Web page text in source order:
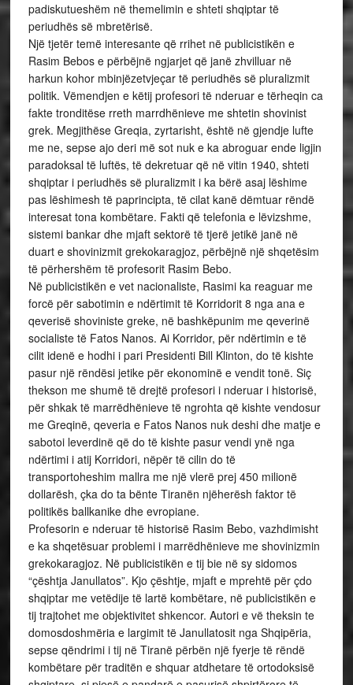
padiskutueshëm në themelimin e shteti shqiptar të
periudhës së mbretërisë.
Një tjetër temë interesante që rrihet në publicistikën e
Rasim Bebos e përbëjnë ngjarjet që janë zhvilluar në
harkun kohor mbinjëzetvjeçar të periudhës së pluralizmit
politik. Vëmendjen e këtij profesori të nderuar e tërheqin ca
fakte tronditëse rreth marrdhënieve me shtetin shovinist
grek. Megjithëse Greqia, zyrtarisht, është në gjendje lufte
me ne, sepse ajo deri më sot nuk e ka abroguar ende ligjin
paradoksal të luftës, të dekretuar që në vitin 1940, shteti
shqiptar i periudhës së pluralizmit i ka bërë asaj lëshime
pas lëshimesh të paprincipta, të cilat kanë dëmtuar rëndë
interesat tona kombëtare. Fakti që telefonia e lëvizshme,
sistemi bankar dhe mjaft sektorë të tjerë jetikë janë në
duart e shovinizmit grekokaragjoz, përbëjnë një shqetësim
të përhershëm të profesorit Rasim Bebo.
Në publicistikën e vet nacionaliste, Rasimi ka reaguar me
forcë për sabotimin e ndërtimit të Korridorit 8 nga ana e
qeverisë shoviniste greke, në bashkëpunim me qeverinë
socialiste të Fatos Nanos. Ai Korridor, për ndërtimin e të
cilit idenë e hodhi i pari Presidenti Bill Klinton, do të kishte
pasur një rëndësi jetike për ekonominë e vendit tonë. Siç
thekson me shumë të drejtë profesori i nderuar i historisë,
për shkak të marrëdhënieve të ngrohta që kishte vendosur
me Greqinë, qeveria e Fatos Nanos nuk deshi dhe matje e
sabotoi leverdinë që do të kishte pasur vendi ynë nga
ndërtimi i atij Korridori, nëpër të cilin do të
transportoheshim mallra me një vlerë prej 450 milionë
dollarësh, çka do ta bënte Tiranën njëherësh faktor të
politikës ballkanike dhe evropiane.
Profesorin e nderuar të historisë Rasim Bebo, vazhdimisht
e ka shqetësuar problemi i marrëdhënieve me shovinizmin
grekokaragjoz. Në publicistikën e tij bie në sy sidomos
“çështja Janullatos”. Kjo çështje, mjaft e mprehtë për çdo
shqiptar me vetëdije të lartë kombëtare, në publicistikën e
tij trajtohet me objektivitet shkencor. Autori e vë theksin te
domosdoshmëria e largimit të Janullatosit nga Shqipëria,
sepse qëndrimi i tij në Tiranë përbën një fyerje të rëndë
kombëtare për traditën e shquar atdhetare të ortodoksisë